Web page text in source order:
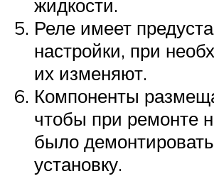
жидкости.
Реле имеет
настройки, при
их изменяют.
Компоненты
чтобы при ремонте
было
установку.